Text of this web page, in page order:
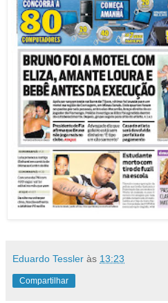
Eduardo Tessler às 13:23
Compartilhar